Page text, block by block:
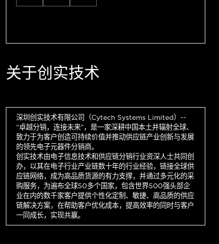
关于创实技术
深圳创实技术有限公司（Cytech Systems Limited）--
“卓越分销，连接未来”，是一家深耕中国本土并辐射全球、
致力于为客户创造可持续价值并推动供应链产业创新与发展
的领先电子元器件分销商。
创实技术由电子信息技术和供应链分销行业资深人士共同创
办，以其在电子行业产业链数十年的行业经验，链接全球供
应链网络，成为高品质货源的有力支撑，并通过多元化的采
购服务，为遍布全球50多个国家，包含世界500强头部企
业在内的数千家客户提供个性化定制、敏捷、高品质的供应
链解决方案，在帮助客户优化成本，提高效率的同时与客户
一同成长，实现共赢。